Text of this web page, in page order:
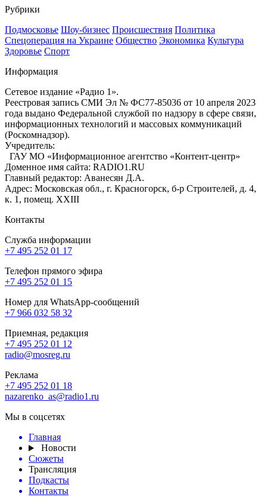
Рубрики
Подмосковье Шоу-бизнес Происшествия Политика
Спецоперация на Украине Общество Экономика Культура
Здоровье Спорт
Информация
Сетевое издание «Радио 1».
Реестровая запись СМИ Эл № ФС77-85036 от 10 апреля 2023
года выдано Федеральной службой по надзору в сфере связи,
информационных технологий и массовых коммуникаций
(Роскомнадзор).
Учредитель:
ГАУ МО «Информационное агентство «Контент-центр»
Доменное имя сайта: RADIO1.RU
Главный редактор: Аванесян Д.А.
Адрес: Московская обл., г. Красногорск, б-р Строителей, д. 4,
к. 1, помещ. XXIII
Контакты
Служба информации
+7 495 252 01 17
Телефон прямого эфира
+7 495 252 01 15
Номер для WhatsApp-сообщений
+7 966 032 58 32
Приемная, редакция
+7 495 252 01 12
radio@mosreg.ru
Реклама
+7 495 252 01 18
nazarenko_as@radio1.ru
Мы в соцсетях
Главная
Новости
Сюжеты
Трансляция
Подкасты
Контакты